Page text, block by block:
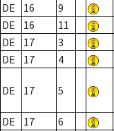
DE
16 9
DE
16 11
DE
17 3
DE
17 4
DE 17 5
DE 17 6